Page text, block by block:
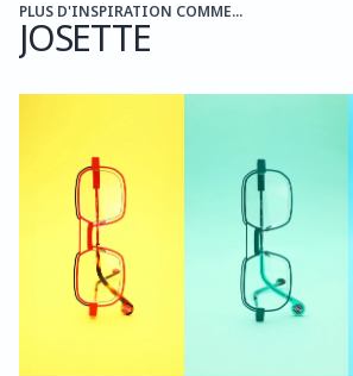
PLUS D'INSPIRATION COMME...
JOSETTE